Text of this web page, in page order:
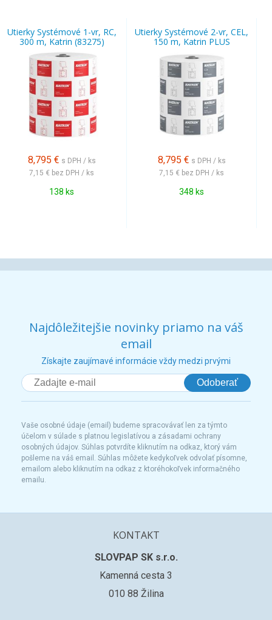
Utierky Systémové 1-vr, RC,
300 m, Katrin (83275)
8,795 € s DPH / ks
7,15 € bez DPH / ks
138 ks
Utierky Systémové 2-vr, CEL,
150 m, Katrin PLUS
8,795 € s DPH / ks
7,15 € bez DPH / ks
348 ks
Najdôležitejšie novinky priamo na váš
email
Získajte zaujímavé informácie vždy medzi prvými
Odoberať
Vaše osobné údaje (email) budeme spracovávať len za týmto
účelom v súlade s platnou legislatívou a zásadami ochrany
osobných údajov. Súhlas potvrdíte kliknutím na odkaz, ktorý vám
pošleme na váš email. Súhlas môžete kedykoľvek odvolať písomne,
emailom alebo kliknutím na odkaz z ktoréhokoľvek informačného
emailu.
KONTAKT
SLOVPAP SK s.r.o.
Kamenná cesta 3
010 88 Žilina